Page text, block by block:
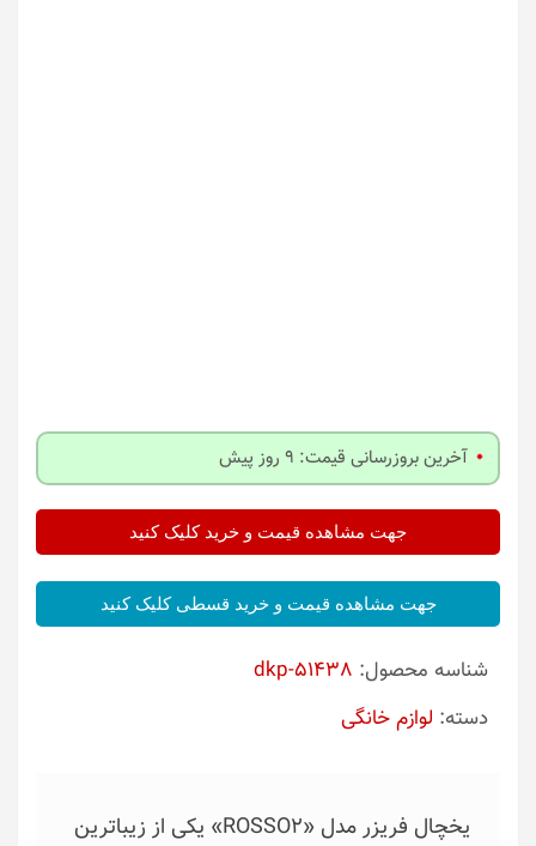
آخرین بروزرسانی قیمت: 9 روز پیش
جهت مشاهده قیمت و خرید کلیک کنید
جهت مشاهده قیمت و خرید قسطی کلیک کنید
شناسه محصول:dkp-51438
دسته:لوازم خانگی
یخچال فریزر مدل «ROSSO2» یکی از زیباترین